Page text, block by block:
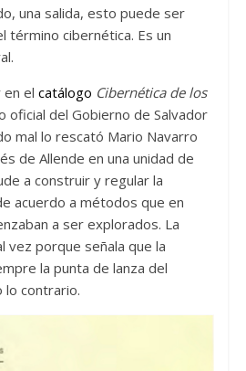
una salida, esto puede ser
término cibernética. Es un
el catálogo Cibernética de los
oficial del Gobierno de Salvador
mal lo rescató Mario Navarro
de Allende en una unidad de
a construir y regular la
acuerdo a métodos que en
a ser explorados. La
vez porque señala que la
la punta de lanza del
lo contrario.